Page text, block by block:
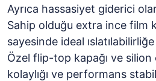
Ayrıca hassasiyet giderici
Sahip olduğu extra ince film
sayesinde ideal
Özel flip-top kapağı ve silion
kolaylığı ve performans